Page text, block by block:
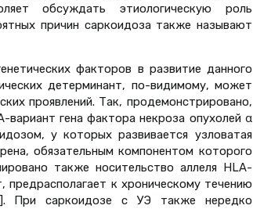
обсуждать этиологическую роль
причин саркоидоза также называют
факторов в развитие данного
детерминант, по-видимому, может
проявлений. Так, продемонстрировано,
гена фактора некроза опухолей α
у которых развивается узловатая
обязательным компонентом которого
также носительство аллеля HLA-
предрасполагает к хроническому течению
При саркоидозе с УЭ также нередко